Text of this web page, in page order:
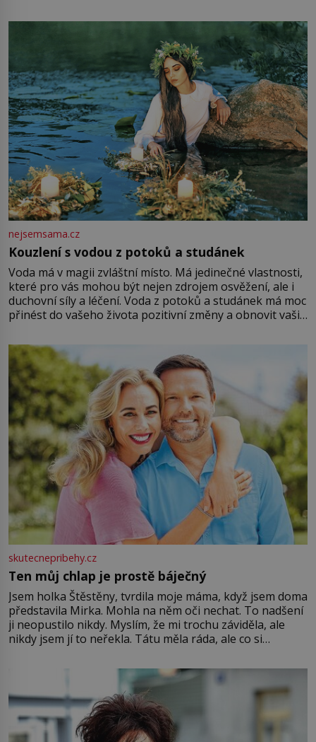
milostpaní. Stačí jenom na sukni,“ zhodnotí švadlena
množství růžového mušelínu. „Ošidili vás, podívejte.“
Vezme do ruky dřevěnou
nejsemsama.cz
Kouzlení s vodou z potoků a studánek
Voda má v magii zvláštní místo. Má jedinečné vlastnosti,
které pro vás mohou být nejen zdrojem osvěžení, ale i
duchovní síly a léčení. Voda z potoků a studánek má moc
přinést do vašeho života pozitivní změny a obnovit vaši
můžete obohatit své rituály a přinést do svého života
větší harmonii a klid. Je důležité
skutecnepribehy.cz
Ten můj chlap je prostě báječný
Jsem holka Štěstěny, tvrdila moje máma, když jsem doma
představila Mirka. Mohla na něm oči nechat. To nadšení
ji neopustilo nikdy. Myslím, že mi trochu záviděla, ale
nikdy jsem jí to neřekla. Tátu měla ráda, ale co si
Jsme spolu moc rádi Tehdy byla jiná doba, když